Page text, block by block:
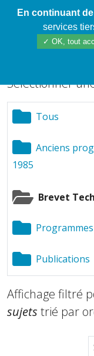
Cahier de
Sélectionner
Tous
Anciens
1985
Brevet
Programmes
Publications
Affichage filtré
sujets trié par
En continuant
services
✓ OK, tout